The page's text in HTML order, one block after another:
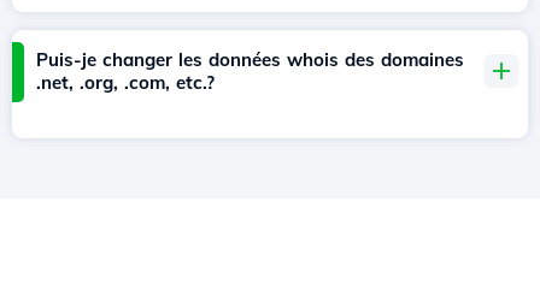
Puis-je changer les données whois des domaines
.net, .org, .com, etc.?